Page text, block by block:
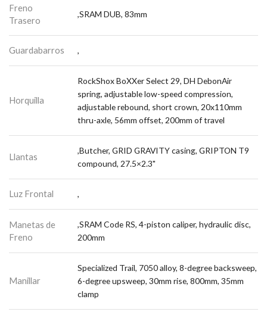
Freno
Trasero
,SRAM DUB, 83mm
Guardabarros ,
Horquilla
RockShox BoXXer Select 29, DH DebonAir
spring, adjustable low-speed compression,
adjustable rebound, short crown, 20x110mm
thru-axle, 56mm offset, 200mm of travel
Llantas
,Butcher, GRID GRAVITY casing, GRIPTON T9
compound, 27.5×2.3"
Luz Frontal ,
Manetas de
Freno
,SRAM Code RS, 4-piston caliper, hydraulic disc,
200mm
Manillar
Specialized Trail, 7050 alloy, 8-degree backsweep,
6-degree upsweep, 30mm rise, 800mm, 35mm
clamp